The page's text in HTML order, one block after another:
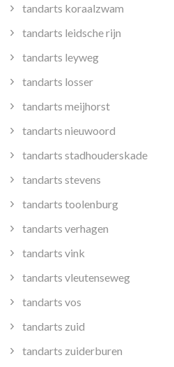
tandarts koraalzwam
tandarts leidsche rijn
tandarts leyweg
tandarts losser
tandarts meijhorst
tandarts nieuwoord
tandarts stadhouderskade
tandarts stevens
tandarts toolenburg
tandarts verhagen
tandarts vink
tandarts vleutenseweg
tandarts vos
tandarts zuid
tandarts zuiderburen